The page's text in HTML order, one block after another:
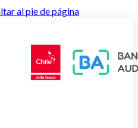
al pie de página